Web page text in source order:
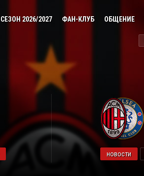
СЕЗОН 2026/2027 ФАН-КЛУБ ОБЩЕНИЕ
новости